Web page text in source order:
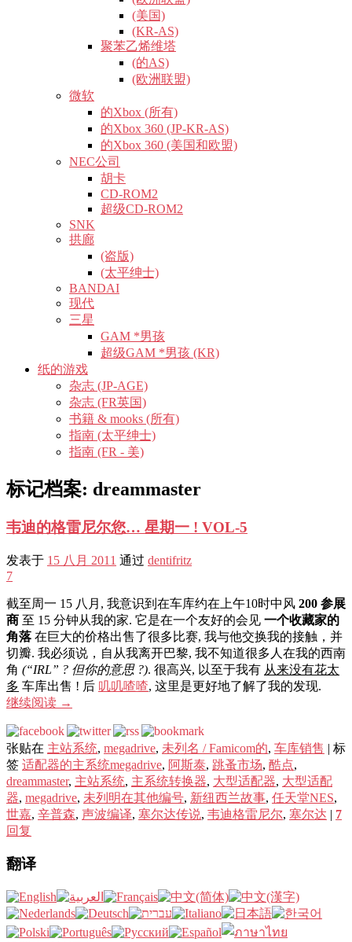
(美国)
(KR-AS)
聚苯乙烯维塔
(的AS)
(欧洲联盟)
微软
的Xbox (所有)
的Xbox 360 (JP-KR-AS)
的Xbox 360 (美国和欧盟)
NEC公司
胡卡
CD-ROM2
超级CD-ROM2
SNK
拱廊
(盗版)
(太平绅士)
BANDAI
现代
三星
GAM *男孩
超级GAM *男孩 (KR)
纸的游戏
杂志 (JP-AGE)
杂志 (FR英国)
书籍 & mooks (所有)
指南 (太平绅士)
指南 (FR - 美)
标记档案: dreammaster
韦迪的格雷尼尔您… 星期一 ! VOL-5
发表于 15 八月 2011 通过 dentifritz
7
截至周一 15 八月, 我意识到在车库约在上午10时中风 200 参展
商 至 15 分钟从我的家. 它是在一个友好的会见 一个收藏家的
角落 在巨大的价格出售了很多比赛, 我与他交换我的接触，并
切瓣. 我必须说，自从我离开巴黎, 我不知道很多人在我的西南
角 (“IRL” ? 但你的意思 ?). 很高兴, 以至于我有 从来没有花太
多 车库出售 ! 后 叽叽喳喳, 这里是更好地了解了我的发现.
继续阅读 →
张贴在 主站系统, megadrive, 未列名 / Famicom的, 车库销售 | 标
签 适配器的主系统megadrive, 阿斯泰, 跳蚤市场, 酷点,
dreammaster, 主站系统, 主系统转换器, 大型适配器, 大型适配
器, megadrive, 未列明在其他编号, 新纽西兰故事, 任天堂NES,
世嘉, 辛普森, 声波编译, 塞尔达传说, 韦迪格雷尼尔, 塞尔达 | 7
回复
翻译